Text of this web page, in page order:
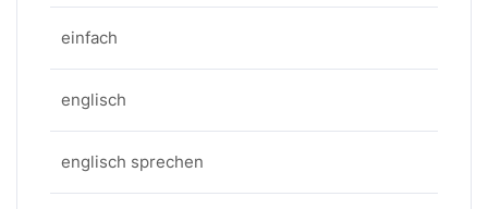
einfach
englisch
englisch sprechen